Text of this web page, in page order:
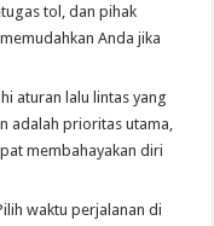
tol, dan pihak
Anda jika
aturan lalu lintas yang
adalah prioritas utama,
membahayakan diri
waktu perjalanan di